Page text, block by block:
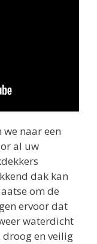
naar een
al uw
dak kan
om de
ervoor dat
waterdicht
droog en veilig